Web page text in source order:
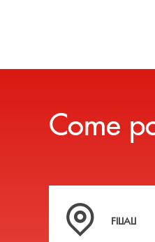
Come
Trova la filiale
FILIALI